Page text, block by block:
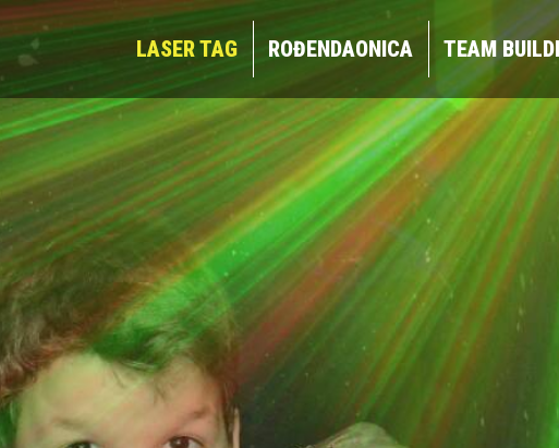
LASER TAG ROĐENDAONICA TEAM
LASER TAG TEAM